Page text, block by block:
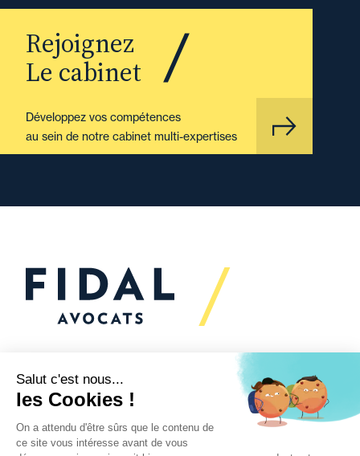
Rejoignez
Le cabinet
Développez vos compétences
au sein de notre cabinet multi-expertises
Vous souhaitez échanger
avec nous ?
Nous sommes